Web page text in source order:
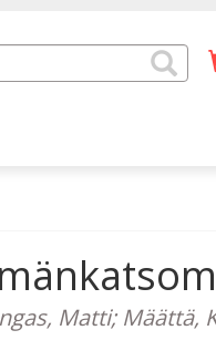
Matti; Määttä,